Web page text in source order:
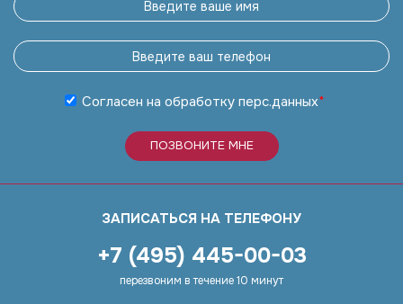
Согласен на обработку перс.данных*
ПОЗВОНИТЕ МНЕ
ЗАПИСАТЬСЯ НА ТЕЛЕФОНУ
+7 (495) 445-00-03
перезвоним в течение 10 минут